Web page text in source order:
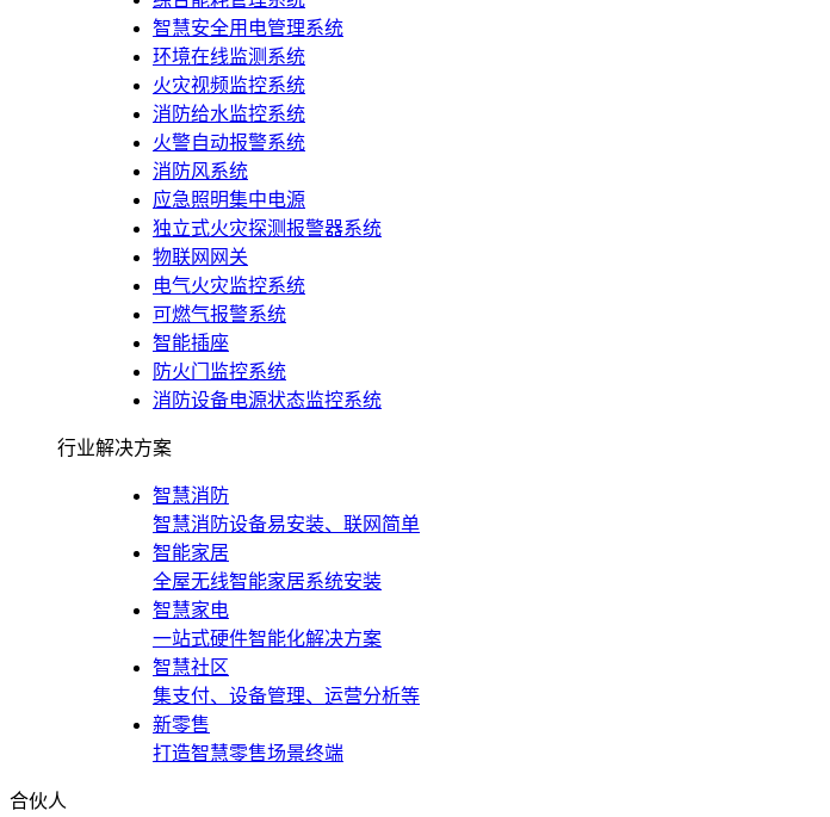
智慧安全用电管理系统
环境在线监测系统
火灾视频监控系统
消防给水监控系统
火警自动报警系统
消防风系统
应急照明集中电源
独立式火灾探测报警器系统
物联网网关
电气火灾监控系统
可燃气报警系统
智能插座
防火门监控系统
消防设备电源状态监控系统
行业解决方案
智慧消防
智慧消防设备易安装、联网简单
智能家居
全屋无线智能家居系统安装
智慧家电
一站式硬件智能化解决方案
智慧社区
集支付、设备管理、运营分析等
新零售
打造智慧零售场景终端
合伙人